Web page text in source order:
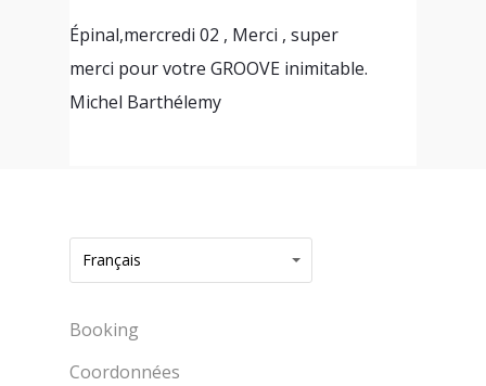
Épinal,mercredi 02 , Merci , super
merci pour votre GROOVE inimitable.
Michel Barthélemy
Français
Booking
Coordonnées